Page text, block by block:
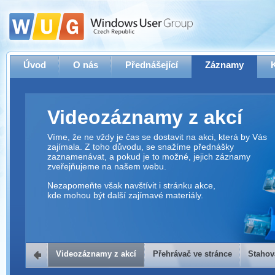
Úvod O nás Přednášející Záznamy
Videozáznamy z akcí
Víme, že ne vždy je čas se dostavit na akci, která by Vás
zajímala. Z toho důvodu, se snažíme přednášky
zaznamenávat, a pokud je to možné, jejich záznamy
zveřejňujeme na našem webu.
Nezapomeňte však navštívit i stránku akce,
kde mohou být další zajímavé materiály.
Přehrávač ve stránce
Videozáznamy z akcí Přehrávač ve stránce